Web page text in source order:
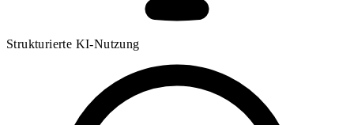
Strukturierte KI-Nutzung